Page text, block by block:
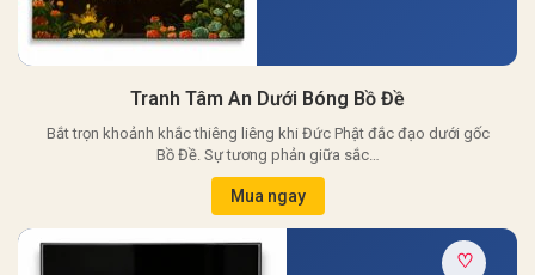
Tranh Tâm An Dưới Bóng Bồ Đề
Bắt trọn khoảnh khắc thiêng liêng khi Đức Phật đắc đạo dưới gốc
Bồ Đề. Sự tương phản giữa sắc…
Mua ngay
♡